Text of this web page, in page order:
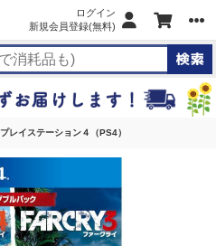
ログイン
新規会員登録(無料)
プレイステーション４（PS4）